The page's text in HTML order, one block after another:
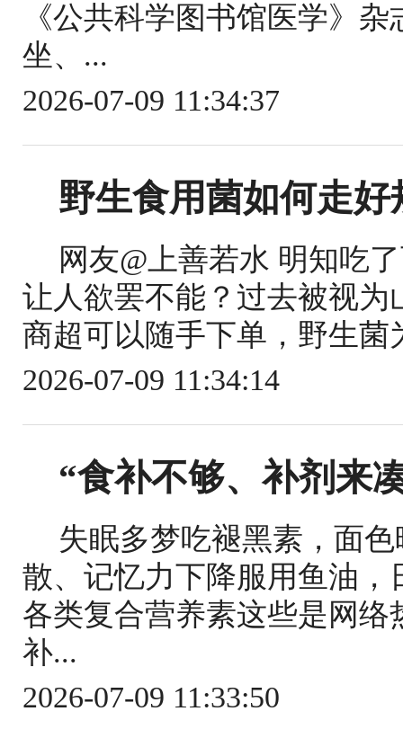
《公共科学图书馆医学》
坐、...
2026-07-09 11:34:37
野生食用菌如何走
网友@上善若水 明知吃
让人欲罢不能？过去被视
商超可以随手下单，野生
2026-07-09 11:34:14
“食补不够、补剂来
失眠多梦吃褪黑素，面
散、记忆力下降服用鱼油
各类复合营养素这些是网
补...
2026-07-09 11:33:50